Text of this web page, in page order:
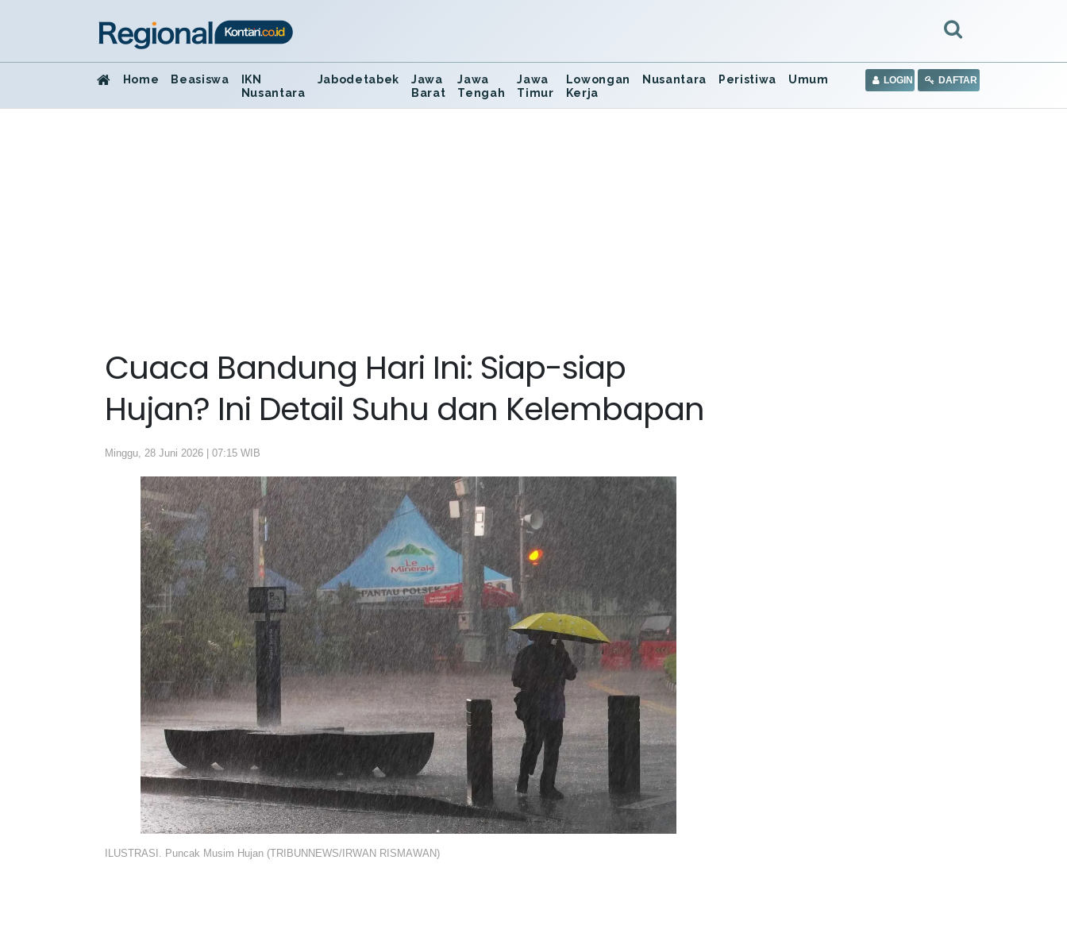
Home Beasiswa
IKN
Nusantara
Jabodetabek
Jawa
Barat
Jawa
Tengah
Jawa
Timur
Lowongan
Kerja
Nusantara Peristiwa Umum LOGIN DAFTAR
Cuaca Bandung Hari Ini: Siap-siap
Hujan? Ini Detail Suhu dan Kelembapan
Minggu, 28 Juni 2026 | 07:15 WIB
ILUSTRASI. Puncak Musim Hujan (TRIBUNNEWS/IRWAN RISMAWAN)